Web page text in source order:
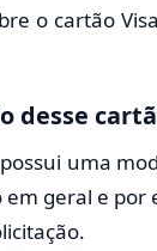
o cartão
desse
uma
geral e